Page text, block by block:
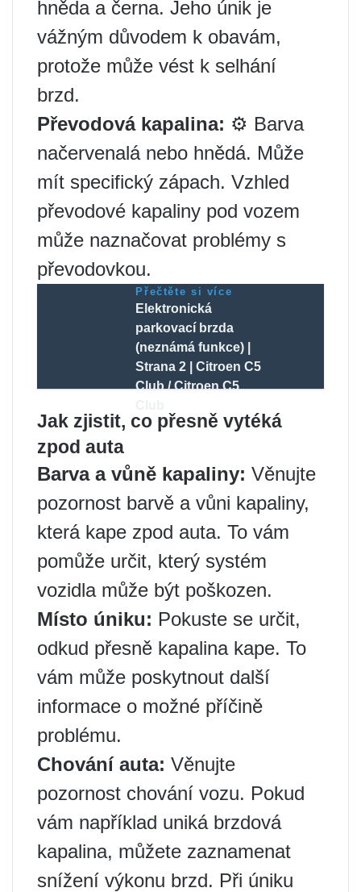
hněda a černa. Jeho únik je
vážným důvodem k obavám,
protože může vést k selhání
brzd.
Převodová kapalina: ⚙️ Barva
načervenalá nebo hnědá. Může
mít specifický zápach. Vzhled
převodové kapaliny pod vozem
může naznačovat problémy s
převodovkou.
Přečtěte si více
Elektronická
parkovací brzda
(neznámá funkce) |
Strana 2 | Citroen C5
Club / Citroen C5
Jak zjistit, co přesně vytéká
zpod auta
Barva a vůně kapaliny: Věnujte
pozornost barvě a vůni kapaliny,
která kape zpod auta. To vám
pomůže určit, který systém
vozidla může být poškozen.
Místo úniku: Pokuste se určit,
odkud přesně kapalina kape. To
vám může poskytnout další
informace o možné příčině
problému.
Chování auta: Věnujte
pozornost chování vozu. Pokud
vám například uniká brzdová
kapalina, můžete zaznamenat
snížení výkonu brzd. Při úniku